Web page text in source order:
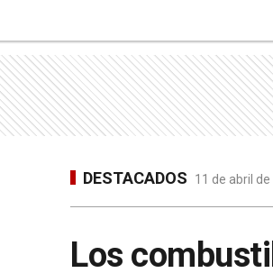
DESTACADOS 11 de abril
Los